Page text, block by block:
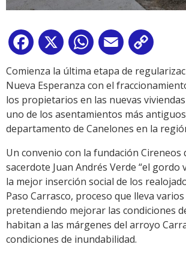
Facebook
X WhatsApp
Email
Link
Comienza la última etapa de
Nueva Esperanza con el
los propietarios en las nuevas
uno de los asentamientos más
departamento de Canelones en la
Un convenio con la fundación Cireneos
sacerdote Juan Andrés Verde “el gordo
la mejor inserción social de los
Paso Carrasco, proceso que lleva
pretendiendo mejorar las condiciones
habitan a las márgenes del arroyo
condiciones de inundabilidad.